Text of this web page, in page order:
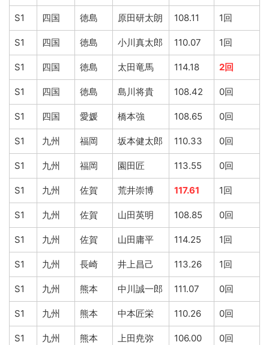
S1 四国 徳島 原田研太朗 108.11 1回
S1 四国 徳島 小川真太郎 110.07 1回
S1 四国 徳島 太田竜馬 114.18 2回
S1 四国 徳島 島川将貴 108.42 0回
S1 四国 愛媛 橋本強 108.65 0回
S1 九州 福岡 坂本健太郎 110.33 0回
S1 九州 福岡 園田匠 113.55 0回
S1 九州 佐賀 荒井崇博 117.61 1回
S1 九州 佐賀 山田英明 108.85 0回
S1 九州 佐賀 山田庸平 114.25 1回
S1 九州 長崎 井上昌己 113.26 1回
S1 九州 熊本 中川誠一郎 111.07 0回
S1 九州 熊本 中本匠栄 110.26 0回
S1 九州 熊本 上田尭弥 106.00 0回